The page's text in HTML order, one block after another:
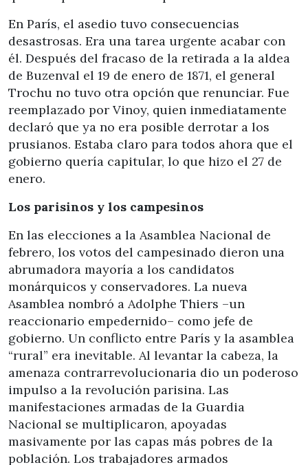
En París, el asedio tuvo consecuencias
desastrosas. Era una tarea urgente acabar con
él. Después del fracaso de la retirada a la aldea
de Buzenval el 19 de enero de 1871, el general
Trochu no tuvo otra opción que renunciar. Fue
reemplazado por Vinoy, quien inmediatamente
declaró que ya no era posible derrotar a los
prusianos. Estaba claro para todos ahora que el
gobierno quería capitular, lo que hizo el 27 de
enero.
Los parisinos y los campesinos
En las elecciones a la Asamblea Nacional de
febrero, los votos del campesinado dieron una
abrumadora mayoría a los candidatos
monárquicos y conservadores. La nueva
Asamblea nombró a Adolphe Thiers –un
reaccionario empedernido– como jefe de
gobierno. Un conflicto entre París y la asamblea
“rural” era inevitable. Al levantar la cabeza, la
amenaza contrarrevolucionaria dio un poderoso
impulso a la revolución parisina. Las
manifestaciones armadas de la Guardia
Nacional se multiplicaron, apoyadas
masivamente por las capas más pobres de la
población. Los trabajadores armados